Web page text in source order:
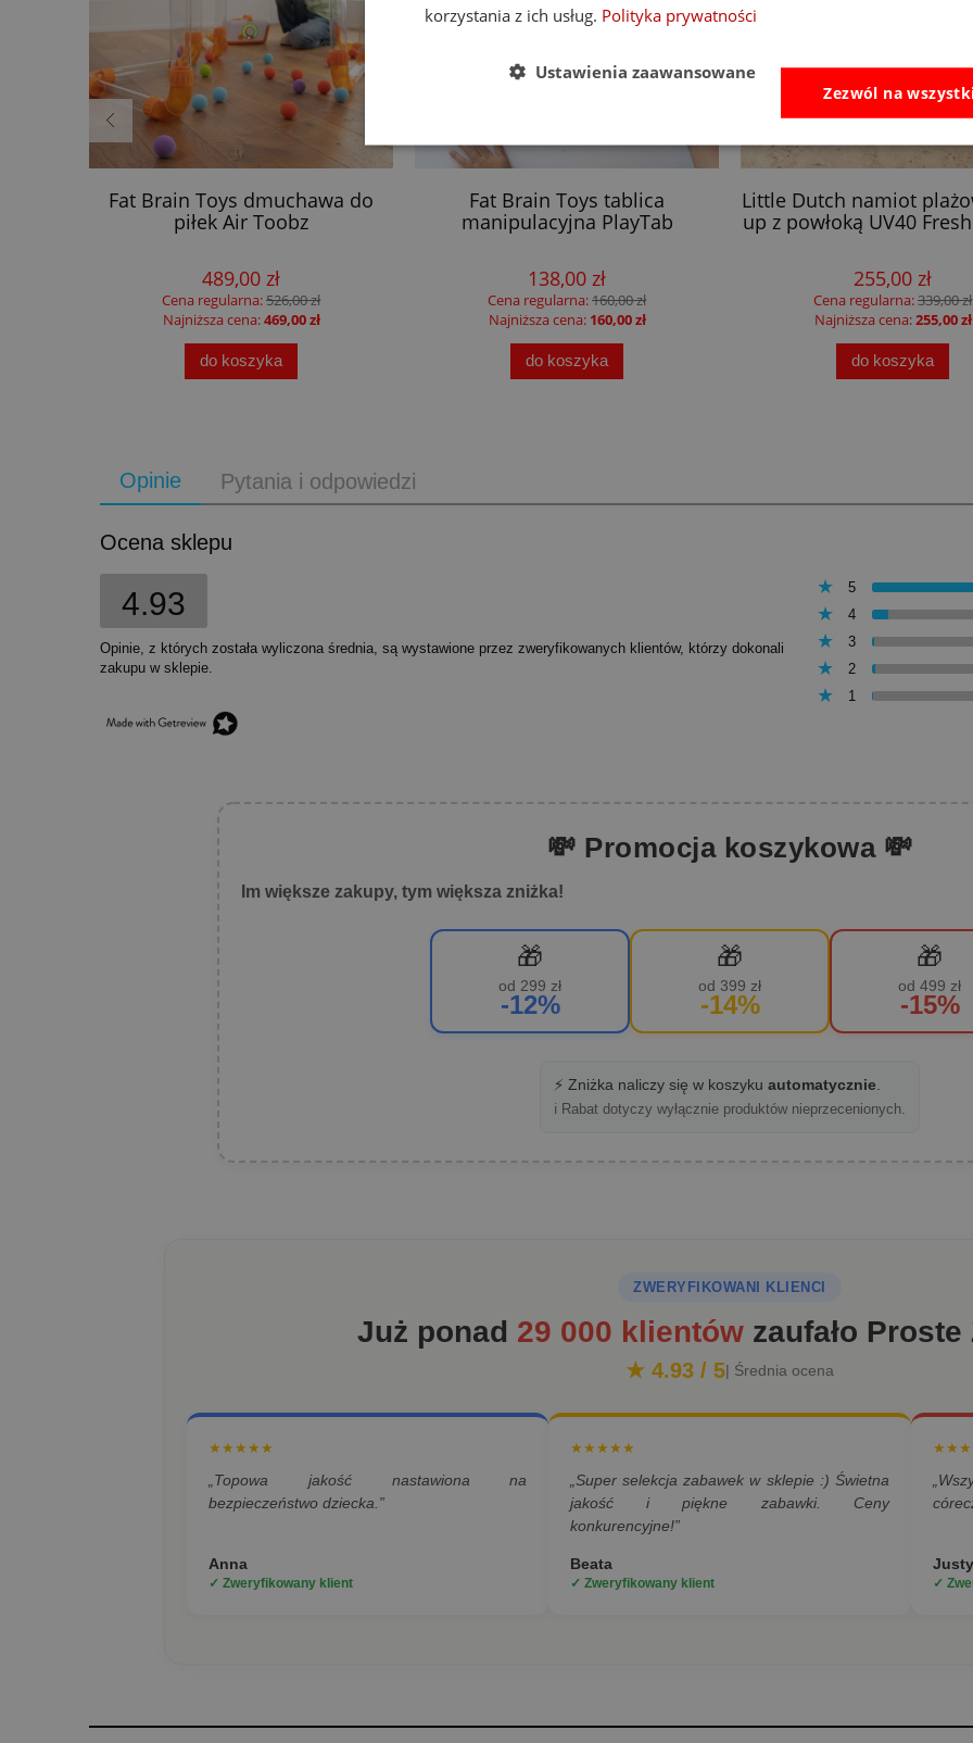
Fat Brain Toys dmuchawa do
piłek Air Toobz
489,00 zł
Cena regularna:526,00 zł
Najniższa cena:469,00 zł
do koszyka
Fat Brain Toys tablica
manipulacyjna PlayTab
138,00 zł
Cena regularna:160,00 zł
Najniższa cena: 160,00 zł
do koszyka
Little Dutch namiot
up z powłoką UV40
255,00 zł
Cena regularna:339,00 zł
Najniższa cena:255,00 zł
do koszyka
Opinie Pytania i odpowiedzi
Ocena sklepu
4.93
Opinie, z których została wyliczona średnia, są wystawione przez zweryfikowanych klientów, którzy dokonali
zakupu w sklepie.
5
4
3
2
1
💸 Promocja koszykowa 💸
Im większe zakupy, tym większa zniżka!
🎁
od 299 zł
-12%
🎁
od 399 zł
-14%
🎁
od 499 zł
-15%
⚡ Zniżka naliczy się w koszyku automatycznie
ℹ️ Rabat dotyczy wyłącznie produktów nieprzecenionych.
ZWERYFIKOWANI KLIENCI
Już ponad 29 000 klientów zaufało
★ 4.93 / 5| Średnia ocena
★★★★★
„Topowa jakość nastawiona na
bezpieczeństwo dziecka.”
Anna
✓ Zweryfikowany klient
★★★★★
„Super selekcja zabawek w sklepie :) Świetna
jakość i piękne zabawki. Ceny
konkurencyjne!”
Beata
✓ Zweryfikowany klient ✓
korzystania z ich usług. Polityka prywatności
Zezwól na
Ustawienia zaawansowane